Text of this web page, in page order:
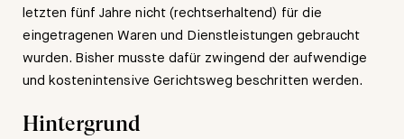
letzten fünf Jahre nicht (rechtserhaltend) für die
eingetragenen Waren und Dienstleistungen gebraucht
wurden. Bisher musste dafür zwingend der aufwendige
und kostenintensive Gerichtsweg beschritten werden.
Hintergrund